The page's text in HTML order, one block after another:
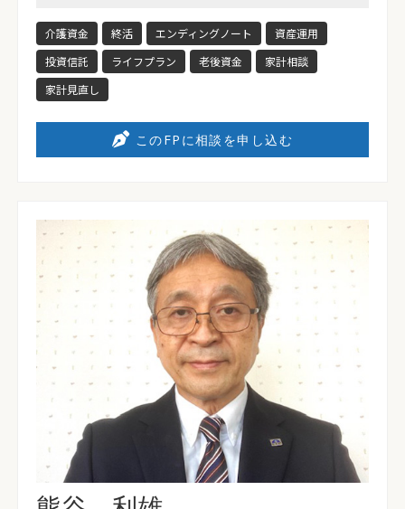
介護資金 終活 エンディングノート
資産運用
投資信託
ライフプラン 老後資金
家計相談
家計見直し
このFPに相談を申し込む